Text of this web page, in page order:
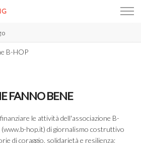
B-HOP
FANNO BENE
le attività dell'associazione B-
(www.b-hop.it) di giornalismo costruttivo
di coraggio, solidarietà e resilienza;